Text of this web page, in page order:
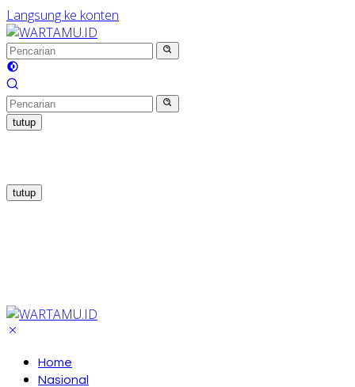
Langsung ke konten
tutup
tutup
Home
Nasional